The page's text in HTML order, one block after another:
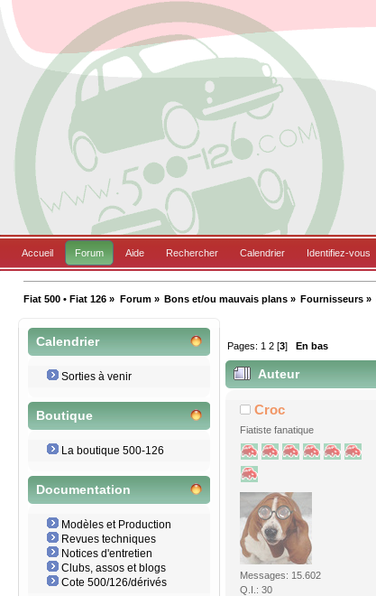
Accueil Forum Aide Rechercher Calendrier Identifiez-vous
Fiat 500 • Fiat 126 » Forum» Bons et/ou mauvais plans» Fournisseurs »
Calendrier
Sorties à venir
Boutique
La boutique 500-126
Documentation
Modèles et Production
Revues techniques
Notices d'entretien
Clubs, assos et blogs
Cote 500/126/dérivés
Pages: 1 2 [3] En bas
Auteur
Croc
Fiatiste fanatique
Messages: 15.602
Q.I.: 30